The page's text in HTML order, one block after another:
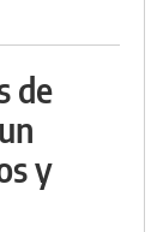
de
y